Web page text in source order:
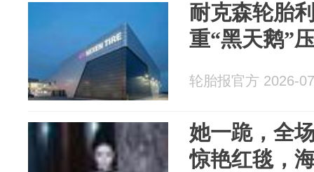
耐克森轮胎
重“黑天鹅”
轮胎报官方 2026-
她一跪，全
惊艳红毯，